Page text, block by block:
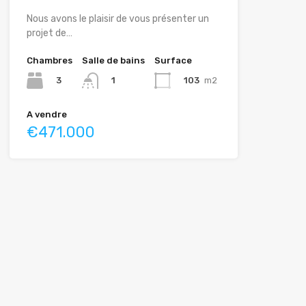
Nous avons le plaisir de vous présenter un
projet de…
Chambres
3
Salle de bains
1
Surface
103 m2
A vendre
€471.000